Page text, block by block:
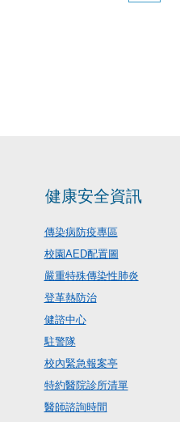
健康安全資訊
傳染病防疫專區
校園AED配置圖
嚴重特殊傳染性肺炎
登革熱防治
健諮中心
駐警隊
校內緊急報案亭
特約醫院診所清單
醫師諮詢時間